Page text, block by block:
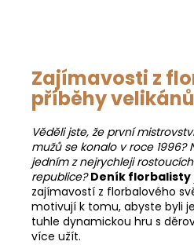
Zajímavosti z
příběhy velikánů
Věděli jste, že první
mužů se konalo v roce 1996?
jedním z nejrychleji
republice?Deník florbalisty
zajímavostí z florbalového
motivují k tomu, abyste byli
tuhle dynamickou hru s
více užít.